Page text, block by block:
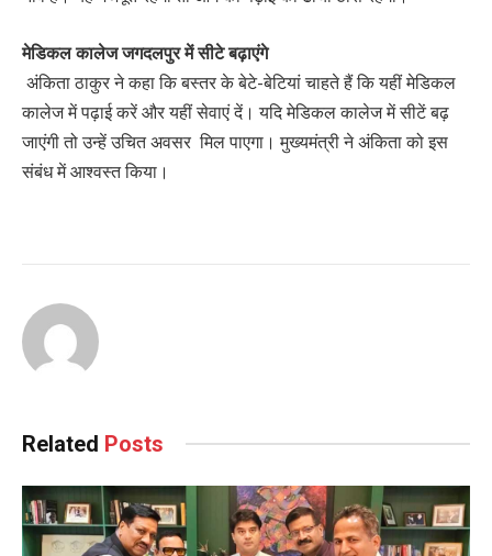
मेडिकल कालेज जगदलपुर में सीटे बढ़ाएंगे
अंकिता ठाकुर ने कहा कि बस्तर के बेटे-बेटियां चाहते हैं कि यहीं मेडिकल
कालेज में पढ़ाई करें और यहीं सेवाएं दें। यदि मेडिकल कालेज में सीटें बढ़
जाएंगी तो उन्हें उचित अवसर मिल पाएगा। मुख्यमंत्री ने अंकिता को इस
संबंध में आश्वस्त किया।
Related Posts